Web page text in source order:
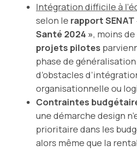
Intégration difficile à
selon le rapport
Santé 2024 », moins de
projets pilotes
phase de
d’obstacles
organisationnelle ou
Contraintes
une démarche design
prioritaire dans les
alors même que la